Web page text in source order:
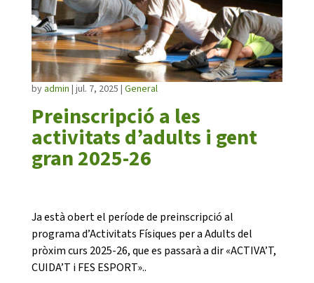
Preinscripció a les
activitats d’adults i gent
gran 2025-26
by admin | jul. 7, 2025 | General
Ja està obert el període de preinscripció al
programa d’Activitats Físiques per a Adults del
pròxim curs 2025-26, que es passarà a dir «ACTIVA’T,
CUIDA’T i FES ESPORT»..
MÓN ESCOLAR
ALBERG CENTRE ESPLAI
FORMACIÓ
CASES DE COLÒNIES